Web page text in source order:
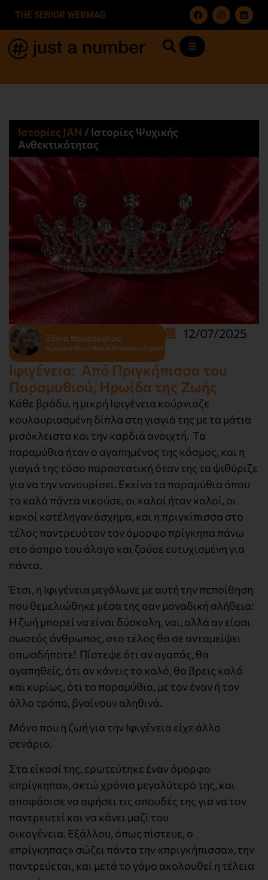
THE SENIOR WEBMAG
Ιστορίες JΑΝ /Ιστορίες Ψυχικής
Ανθεκτικότητας
Ξένια Κούρτογλου
Ιδρύτρια Focus Bari & Resilience Expert
12/07/2025
Ιφιγένεια: Από Πριγκήπισσα του
Παραμυθιού, Ηρωίδα της Ζωής
Κάθε βράδυ, η μικρή Ιφιγένεια κούρνιαζε
κουλουριασμένη δίπλα στη γιαγιά της με τα μάτια
μισόκλειστα και την καρδιά ανοιχτή. Τα
παραμύθια ήταν ο αγαπημένος της κόσμος, και η
γιαγιά της τόσο παραστατική όταν της τα ψιθύριζε
για να την νανουρίσει. Εκείνα τα παραμύθια όπου
το καλό πάντα νικούσε, οι καλοί ήταν καλοί, οι
κακοί κατέληγαν άσχημα, και η πριγκίπισσα στο
τέλος παντρευόταν τον όμορφο πρίγκηπα πάνω
στο άσπρο του άλογο και ζούσε ευτυχισμένη για
πάντα.
Έτσι, η Ιφιγένεια μεγάλωνε με αυτή την πεποίθηση
που θεμελιώθηκε μέσα της σαν μοναδική αλήθεια:
Η ζωή μπορεί να είναι δύσκολη, ναι, αλλά αν είσαι
σωστός άνθρωπος, στο τέλος θα σε ανταμείψει
οπωσδήποτε! Πίστεψε ότι αν αγαπάς, θα
αγαπηθείς, ότι αν κάνεις το καλό, θα βρεις καλό
και κυρίως, ότι τα παραμύθια, με τον έναν ή τον
άλλο τρόπο, βγαίνουν αληθινά.
Μόνο που η ζωή για την Ιφιγένεια είχε άλλο
σενάριο.
Στα είκοσί της, ερωτεύτηκε έναν όμορφο
«πρίγκηπα», οκτώ χρόνια μεγαλύτερό της, και
αποφάσισε να αφήσει τις σπουδές της για να τον
παντρευτεί και να κάνει μαζί του
οικογένεια. Εξάλλου, όπως πίστευε, ο
«πρίγκηπας» σώζει πάντα την «πριγκήπισσα», την
παντρεύεται, και μετά το γάμο ακολουθεί η τέλεια